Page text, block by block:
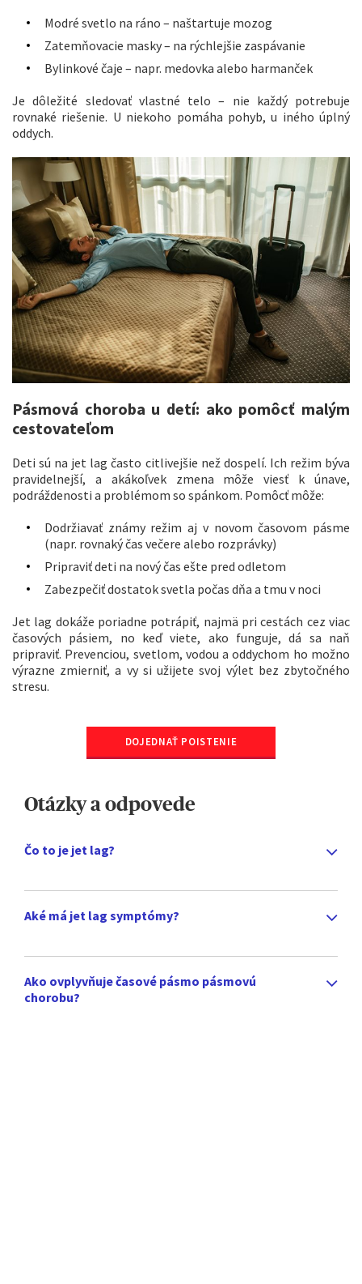
Modré svetlo na ráno – naštartuje mozog
Zatemňovacie masky – na rýchlejšie zaspávanie
Bylinkové čaje – napr. medovka alebo harmanček
Je dôležité sledovať vlastné telo – nie každý potrebuje
rovnaké riešenie. U niekoho pomáha pohyb, u iného úplný
oddych.
Pásmová choroba u detí: ako pomôcť malým
cestovateľom
Deti sú na jet lag často citlivejšie než dospelí. Ich režim býva
pravidelnejší, a akákoľvek zmena môže viesť k únave,
podráždenosti a problémom so spánkom. Pomôcť môže:
Dodržiavať známy režim aj v novom časovom pásme
(napr. rovnaký čas večere alebo rozprávky)
Pripraviť deti na nový čas ešte pred odletom
Zabezpečiť dostatok svetla počas dňa a tmu v noci
Jet lag dokáže poriadne potrápiť, najmä pri cestách cez viac
časových pásiem, no keď viete, ako funguje, dá sa naň
pripraviť. Prevenciou, svetlom, vodou a oddychom ho možno
výrazne zmierniť, a vy si užijete svoj výlet bez zbytočného
stresu.
DOJEDNAŤ POISTENIE
Otázky a odpovede
Čo to je jet lag?
Aké má jet lag symptómy?
Ako ovplyvňuje časové pásmo pásmovú
chorobu?